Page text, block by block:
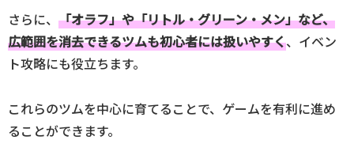
さらに、 「オラフ」や「リトル・グリーン・メン」など、
広範囲を消去できるツムも初心者には扱いやすく、イベン
ト攻略にも役立ちます。
これらのツムを中心に育てることで、ゲームを有利に進め
ることができます。